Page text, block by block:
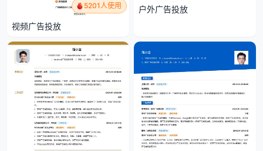
5201人使用
视频广告投放
户外广告投放